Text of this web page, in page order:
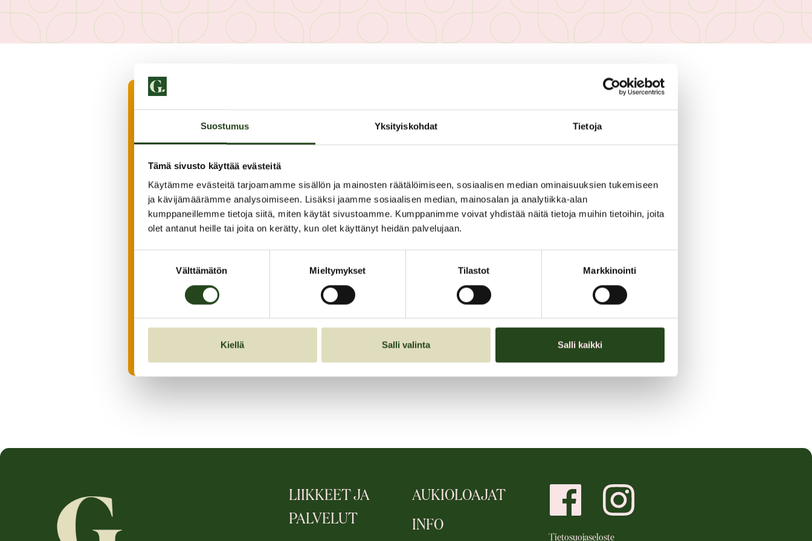
Suostumus Yksityiskohdat Tietoja
Tämä sivusto käyttää evästeitä
Käytämme evästeitä tarjoamamme sisällön ja mainosten räätälöimiseen, sosiaalisen median ominaisuuksien tukemiseen
ja kävijämäärämme analysoimiseen. Lisäksi jaamme sosiaalisen median, mainosalan ja analytiikka-alan
kumppaneillemme tietoja siitä, miten käytät sivustoamme. Kumppanimme voivat yhdistää näitä tietoja muihin tietoihin, joita
olet antanut heille tai joita on kerätty, kun olet käyttänyt heidän palvelujaan.
Välttämätön Mieltymykset Tilastot Markkinointi
Kiellä Salli valinta Salli kaikki
PAHOITTELUT, TARJOUS EI OLE ENÄÄ VOIMASSA
Toukokuun avaintarjoukset
Tarjouksen voimassaoloaika:
LIIKKEET JA
PALVELUT
AUKIOLOAJAT
INFO
Tietosuojaseloste